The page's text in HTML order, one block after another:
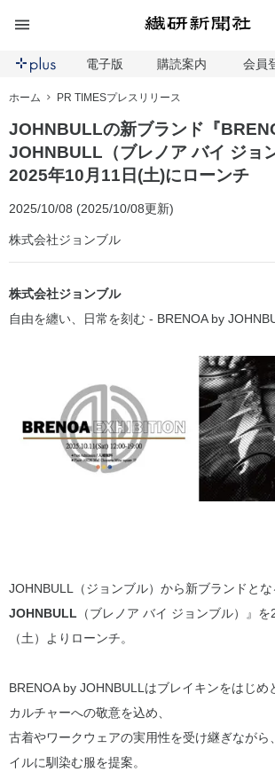
電子版 購読案内 会員
ホーム PR TIMESプレスリリース
JOHNBULLの新ブランド『
JOHNBULL（ブレノア バイ ジョ
2025年10月11日(土)にローンチ
2025/10/08 (2025/10/08更新)
株式会社ジョンブル
株式会社ジョンブル
自由を纏い、日常を刻む - BRENOA by
JOHNBULL（ジョンブル）から新ブランドとな
JOHNBULL （ブレノア バイ ジョンブル）』
（土）よりローンチ。
BRENOA by JOHNBULLはブレイキンをはじめ
カルチャーへの敬意を込め、
古着やワークウェアの実用性を受け継ぎながら
イルに馴染む服を提案。